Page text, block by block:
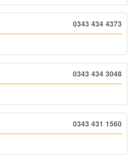
0343 434 4373
0343 434 3048
0343 431 1560